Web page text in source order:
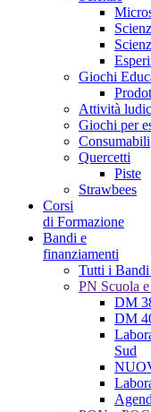
Giochi
Attività
Giochi per
Consumabili
Quercetti
Piste
Strawbees
Corsi
di Formazione
Bandi e
finanziamenti
Tutti i Bandi
PN Scuola
DM
DM
Sud